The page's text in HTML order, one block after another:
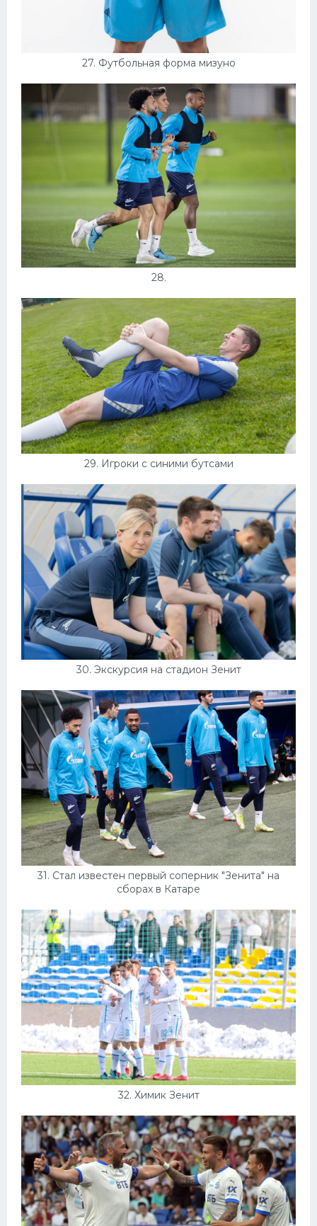
27. Футбольная форма мизуно
28.
29. Игроки с синими бутсами
30. Экскурсия на стадион Зенит
31. Стал известен первый соперник "Зенита" на
сборах в Катаре
32. Химик Зенит